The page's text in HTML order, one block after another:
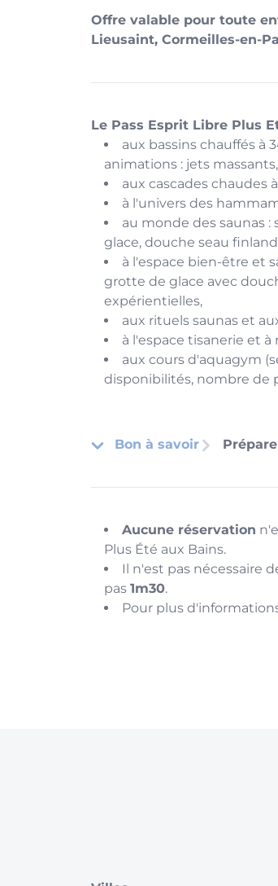
Offre valable pour toute
Lieusaint, Cormeilles-en-
Le Pass Esprit Libre Plus
aux bassins chauffés à
animations : jets
aux cascades chaudes à
à l'univers des
au monde des saunas
glace, douche seau
à l'espace bien-être et
grotte de glace avec
expérientielles,
aux rituels saunas et
à l'espace tisanerie et à
aux cours d'aquagym
disponibilités, nombre de
Bon à savoir
Aucune réservation
Plus Été aux Bains.
Il n'est pas nécessaire
pas 1m30.
Pour plus